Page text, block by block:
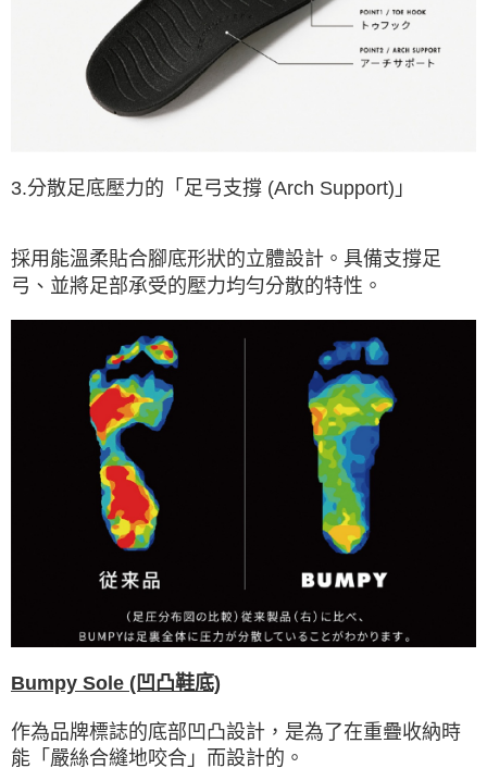
3.分散足底壓力的「足弓支撐 (Arch Support)」
採用能溫柔貼合腳底形狀的立體設計。具備支撐足
弓、並將足部承受的壓力均勻分散的特性。
Bumpy Sole (凹凸鞋底)
作為品牌標誌的底部凹凸設計，是為了在重疊收納時
能「嚴絲合縫地咬合」而設計的。